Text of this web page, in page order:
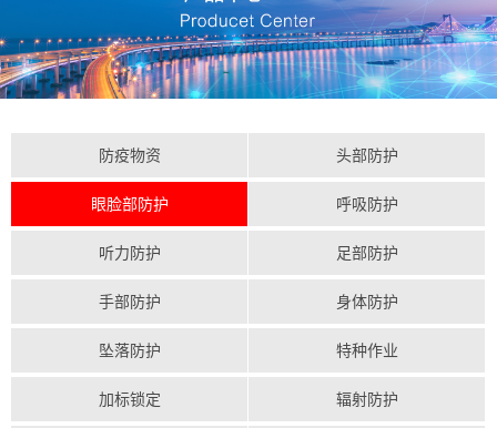
防疫物资 头部防护
眼脸部防护 呼吸防护
听力防护 足部防护
手部防护 身体防护
坠落防护 特种作业
加标锁定 辐射防护